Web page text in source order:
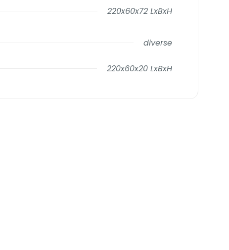
220x60x72 LxBxH
diverse
220x60x20 LxBxH